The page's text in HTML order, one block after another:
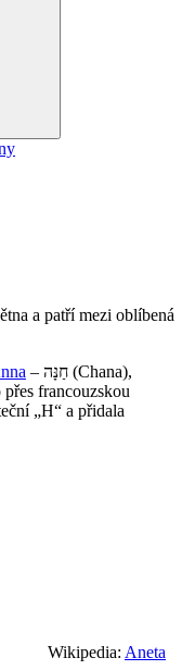
a patří mezi oblíbená
– חַנָּה (Chana),
francouzskou
„H“ a přidala
Wikipedia: Aneta